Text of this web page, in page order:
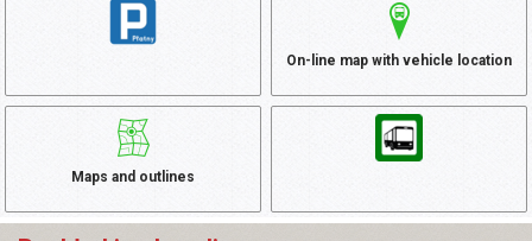
On-line map with vehicle location
Maps and outlines